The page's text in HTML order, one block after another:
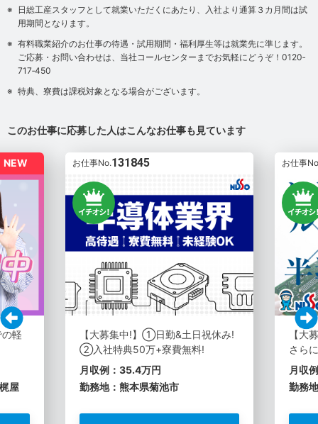
日総工産スタッフとして就業いただくにあたり、入社より通算３カ月間は試
用期間となります。
有料職業紹介のお仕事の待遇・試用期間・福利厚生等は就業先に準じます。
ご応募・お問い合わせは、当社コールセンターまでお気軽にどうぞ！0120‐
717‐450
特典、寮費は課税対象となる場合がございます。
このお仕事に応募した人はこんなお仕事も見ています
NEW
軽
屋
お仕事No.131845
【大募集中!】①日勤&土日祝休み!
②入社特典50万+寮費無料!
月収例：35.4万円
勤務地：熊本県菊池市
お仕事
【
さら
月収
勤務